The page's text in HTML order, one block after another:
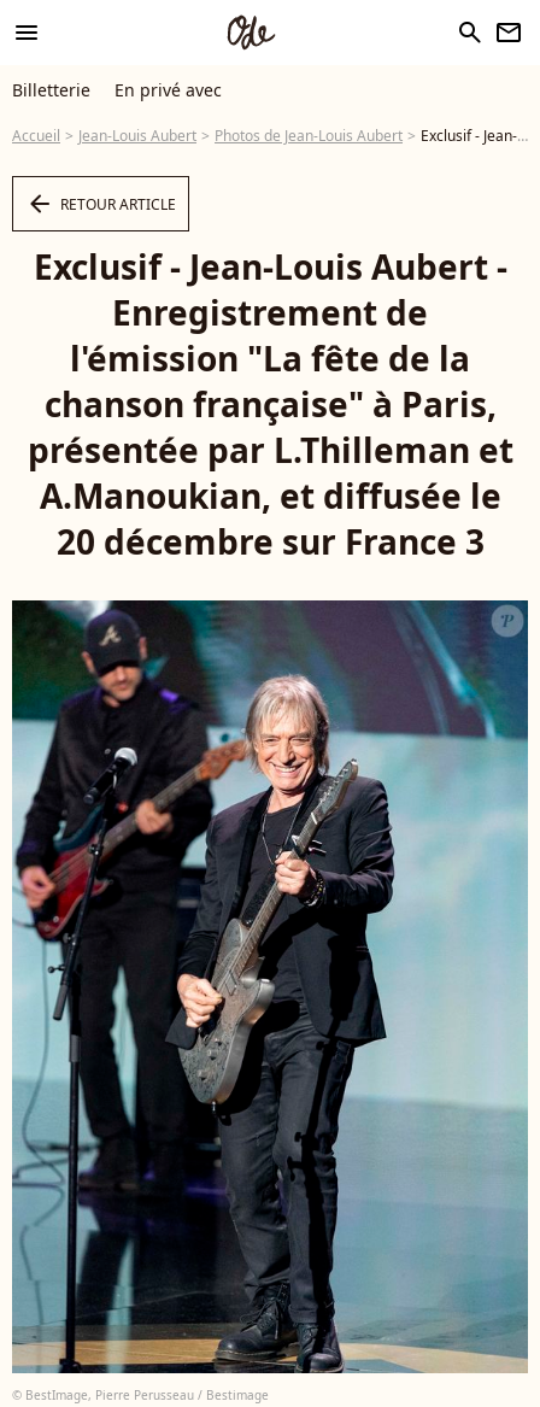
menu search newsletter
Billetterie En privé avec
Accueil Jean-Louis Aubert Photos de Jean-Louis Aubert Exclusif - Jean-Louis Aubert - Enregistrement de l'émission "La fête de la chanson française" à Paris, présentée par L.Thilleman et A.Manoukian, et diffusée le 20 décembre sur France 3 © Pierre Perusseau / Bestimage - Photo
arrow_left RETOUR ARTICLE
Exclusif - Jean-Louis Aubert -
Enregistrement de
l'émission "La fête de la
chanson française" à Paris,
présentée par L.Thilleman et
A.Manoukian, et diffusée le
20 décembre sur France 3
© BestImage, Pierre Perusseau / Bestimage